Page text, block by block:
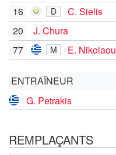
16 D C. Sielis
20 J. Chura
77 M E. Nikolaou
ENTRAÎNEUR
G. Petrakis
REMPLAÇANTS